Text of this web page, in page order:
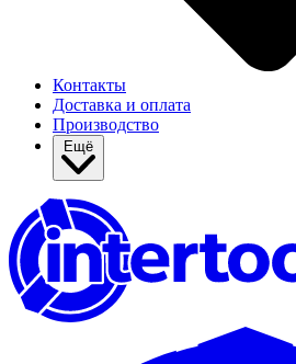
Контакты
Доставка и оплата
Производство